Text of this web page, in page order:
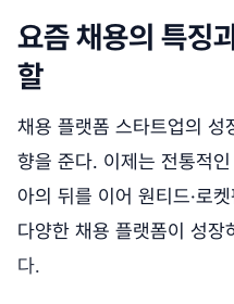
요즘 채용의 특징
할
채용 플랫폼 스타트업의 성
향을 준다. 이제는 전통적
아의 뒤를 이어 원티드·로
다양한 채용 플랫폼이 성장
다.